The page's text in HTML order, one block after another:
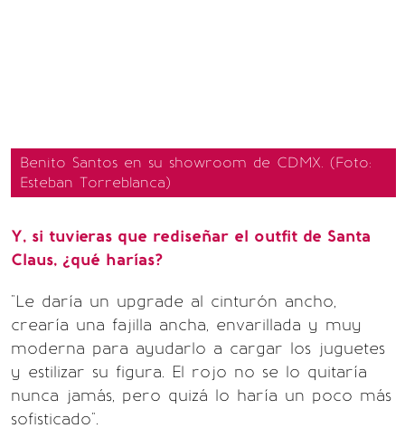
Benito Santos en su showroom de CDMX. (Foto:
Esteban Torreblanca)
Y, si tuvieras que rediseñar el outfit de Santa
Claus, ¿qué harías?
"Le daría un upgrade al cinturón ancho,
crearía una fajilla ancha, envarillada y muy
moderna para ayudarlo a cargar los juguetes
y estilizar su figura. El rojo no se lo quitaría
nunca jamás, pero quizá lo haría un poco más
sofisticado".